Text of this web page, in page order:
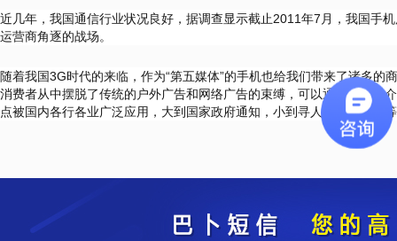
近几年，我国通信行业状况良好，据调查显示截止2011年7月，我国手
运营商角逐的战场。
随着我国3G时代的来临，作为“第五媒体”的手机也给我们带来了诸多
消费者从中摆脱了传统的户外广告和网络广告的束缚，可以通过各种媒
点被国内各行各业广泛应用，大到国家政府通知，小到寻人、寻狗启示